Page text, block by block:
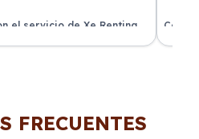
el servicio de Xe Renting.
y el coche llegó en
FRECUENTES